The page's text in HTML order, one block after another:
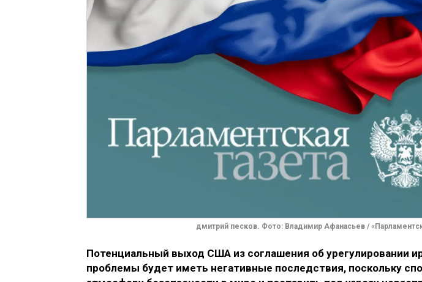
дмитрий песков. Фото: Владимир Афанасьев /
Потенциальный выход США из соглашения об урегулировании
проблемы будет иметь негативные последствия, поскольку